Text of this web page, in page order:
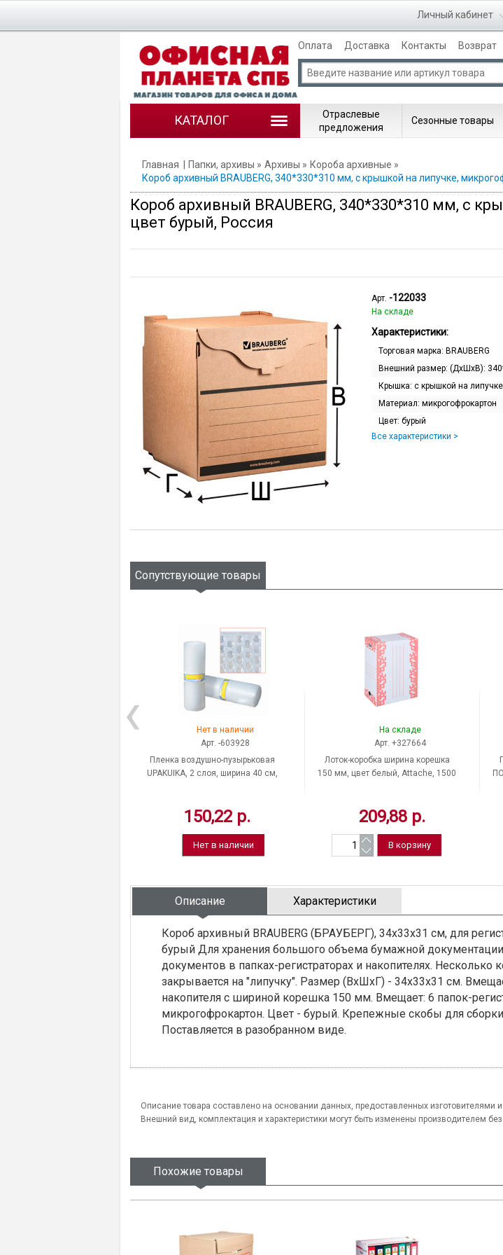
Личный кабинет
Оплата Доставка Контакты Возврат
КАТАЛОГ
Отраслевые
предложения
Сезонные товары
Главная Папки, архивы Архивы
Короба архивные
Короб архивный BRAUBERG, 340*330*310 мм, с крышкой на липучке,
Короб архивный BRAUBERG, 340*330*310 мм, с
цвет бурый, Россия
Арт. -122033
На складе
Характеристики:
Торговая марка: BRAUBERG
Внешний размер: (ДхШхВ):
Крышка: с крышкой на липучке
Материал: микрогофрокартон
Цвет: бурый
Все характеристики >
Сопутствующие товары
Нет в наличии
Арт. -603928
Пленка воздушно-пузырьковая
UPAKUIKA, 2 слоя, ширина 40 см,
150,22 р.
Нет в наличии
На складе
Арт. +327664
Лоток-коробка ширина корешка
150 мм, цвет белый, Attache, 1500
209,88 р.
Описание Характеристики
Короб архивный BRAUBERG (БРАУБЕРГ), 34х33х31 см, для
бурый Для хранения большого объема бумажной
документов в папках-регистраторах и накопителях.
закрывается на "липучку". Размер (ВхШхГ) - 34х33х31 см.
накопителя с шириной корешка 150 мм. Вмещает: 6 папок-
микрогофрокартон. Цвет - бурый. Крепежные скобы для
Поставляется в разобранном виде.
Описание товара составлено на основании данных, предоставленных изготовителями
Внешний вид, комплектация и характеристики могут быть изменены производителем
Похожие товары